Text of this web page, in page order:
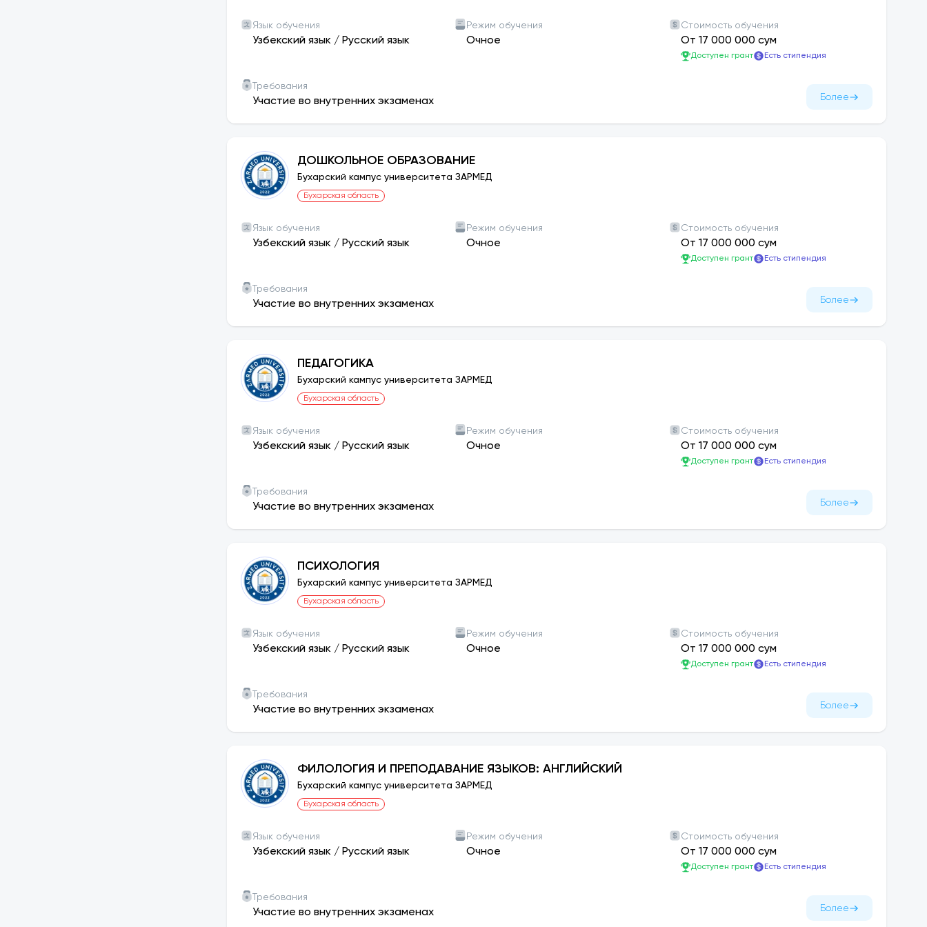
Язык обучения
Узбекский язык / Русский язык
Режим обучения
Очное
Стоимость обучения
От 17 000 000 сум
Доступен грант Есть стипендия
Требования
Участие во внутренних экзаменах Более
ДОШКОЛЬНОЕ ОБРАЗОВАНИЕ
Бухарский кампус университета ЗАРМЕД
Бухарская область
Язык обучения
Узбекский язык / Русский язык
Режим обучения
Очное
Стоимость обучения
От 17 000 000 сум
Доступен грант Есть стипендия
Требования
Участие во внутренних экзаменах Более
ПЕДАГОГИКА
Бухарский кампус университета ЗАРМЕД
Бухарская область
Язык обучения
Узбекский язык / Русский язык
Режим обучения
Очное
Стоимость обучения
От 17 000 000 сум
Доступен грант Есть стипендия
Требования
Участие во внутренних экзаменах Более
ПСИХОЛОГИЯ
Бухарский кампус университета ЗАРМЕД
Бухарская область
Язык обучения
Узбекский язык / Русский язык
Режим обучения
Очное
Стоимость обучения
От 17 000 000 сум
Доступен грант Есть стипендия
Требования
Участие во внутренних экзаменах Более
ФИЛОЛОГИЯ И ПРЕПОДАВАНИЕ ЯЗЫКОВ: АНГЛИЙСКИЙ
Бухарский кампус университета ЗАРМЕД
Бухарская область
Язык обучения
Узбекский язык / Русский язык
Режим обучения
Очное
Стоимость обучения
От 17 000 000 сум
Доступен грант Есть стипендия
Требования
Участие во внутренних экзаменах Более